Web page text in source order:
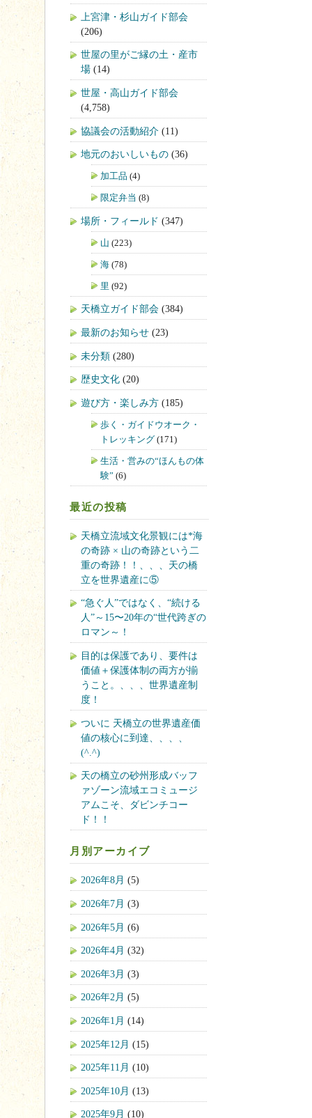
上宮津・杉山ガイド部会
(206)
世屋の里がご縁の土・産市
場 (14)
世屋・高山ガイド部会
(4,758)
協議会の活動紹介 (11)
地元のおいしいもの (36)
加工品 (4)
限定弁当 (8)
場所・フィールド (347)
山 (223)
海 (78)
里 (92)
天橋立ガイド部会 (384)
最新のお知らせ (23)
未分類 (280)
歴史文化 (20)
遊び方・楽しみ方 (185)
歩く・ガイドウオーク・
トレッキング (171)
生活・営みの“ほんもの体
験” (6)
最近の投稿
天橋立流域文化景観には*海
の奇跡 × 山の奇跡という二
重の奇跡！！、、、天の橋
立を世界遺産に⑤
“急ぐ人”ではなく、“続ける
人”～15〜20年の“世代跨ぎの
ロマン～！
目的は保護であり、要件は
価値＋保護体制の両方が揃
うこと。、、、世界遺産制
度！
ついに 天橋立の世界遺産価
値の核心に到達、、、、
(^.^)
天の橋立の砂州形成バッフ
ァゾーン流域エコミュージ
アムこそ、ダビンチコー
ド！！
月別アーカイブ
2026年8月 (5)
2026年7月 (3)
2026年5月 (6)
2026年4月 (32)
2026年3月 (3)
2026年2月 (5)
2026年1月 (14)
2025年12月 (15)
2025年11月 (10)
2025年10月 (13)
2025年9月 (10)